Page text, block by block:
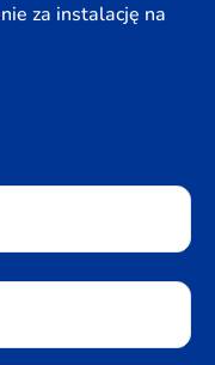
za instalację na